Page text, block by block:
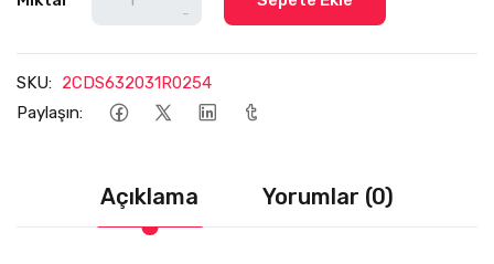
-
SKU: 2CDS632031R0254
Paylaşın:
Açıklama Yorumlar (0)